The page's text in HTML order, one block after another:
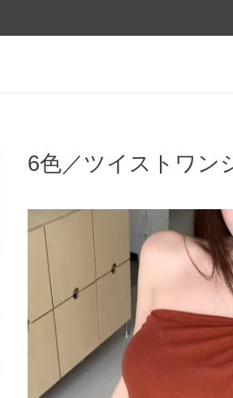
6色／ツイストワン